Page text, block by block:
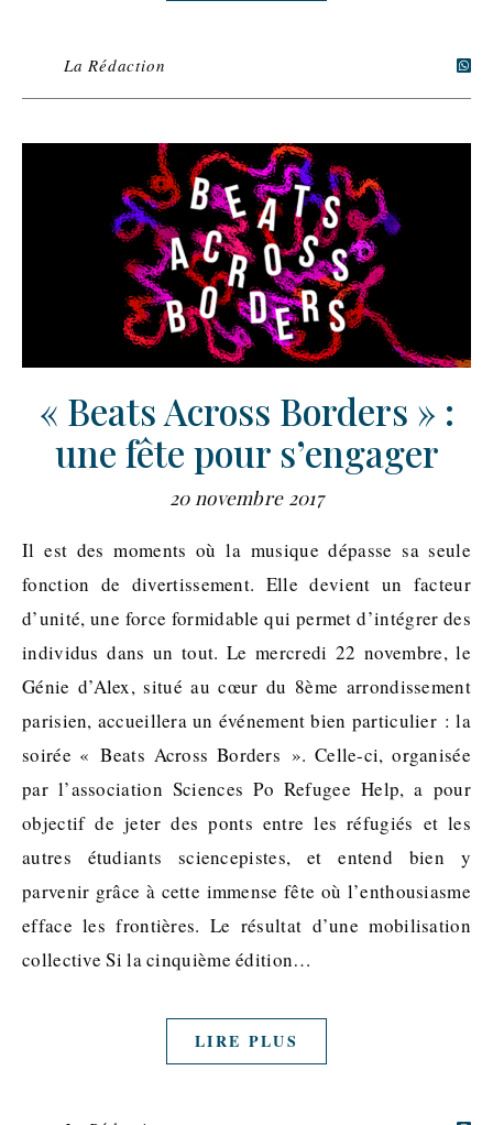
La Rédaction
« Beats Across Borders » :
une fête pour s’engager
20 novembre 2017
Il est des moments où la musique dépasse sa seule
fonction de divertissement. Elle devient un facteur
d’unité, une force formidable qui permet d’intégrer des
individus dans un tout. Le mercredi 22 novembre, le
Génie d’Alex, situé au cœur du 8ème arrondissement
parisien, accueillera un événement bien particulier : la
soirée « Beats Across Borders ». Celle-ci, organisée
par l’association Sciences Po Refugee Help, a pour
objectif de jeter des ponts entre les réfugiés et les
autres étudiants sciencepistes, et entend bien y
parvenir grâce à cette immense fête où l’enthousiasme
efface les frontières. Le résultat d’une mobilisation
collective Si la cinquième édition…
LIRE PLUS